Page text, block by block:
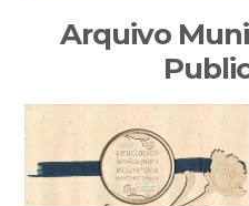
Arquivo
Sidebar
primária